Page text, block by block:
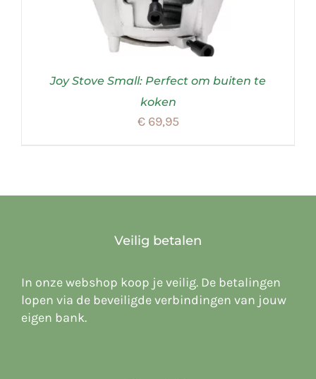
Joy Stove Small: Perfect om buiten te
koken
€69,95
Veilig betalen
In onze webshop koop je veilig. De betalingen
lopen via de beveiligde verbindingen van jouw
eigen bank.